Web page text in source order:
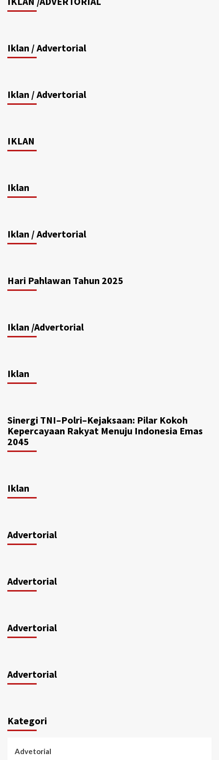
Iklan / Advertorial
Iklan / Advertorial
IKLAN
Iklan
Iklan / Advertorial
Hari Pahlawan Tahun 2025
Iklan /Advertorial
Iklan
Sinergi TNI–Polri–Kejaksaan: Pilar Kokoh
Kepercayaan Rakyat Menuju Indonesia Emas
2045
Iklan
Advertorial
Advertorial
Advertorial
Advertorial
Kategori
Advetorial